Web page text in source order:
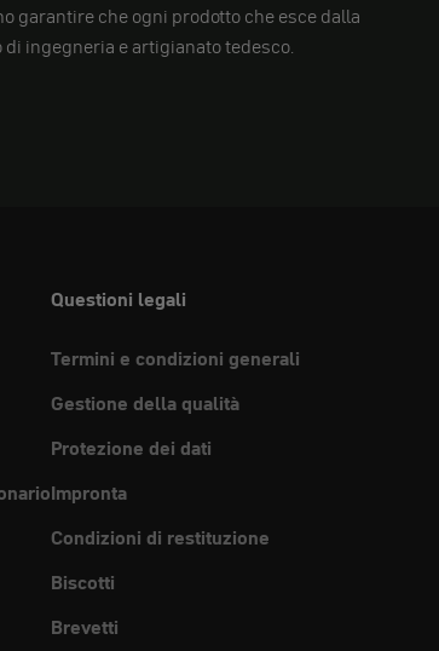
garantire che ogni prodotto che esce dalla
ingegneria e artigianato tedesco.
Questioni legali
Termini e condizioni generali
Gestione della qualità
Protezione dei dati
Impronta
Condizioni di restituzione
Biscotti
Brevetti